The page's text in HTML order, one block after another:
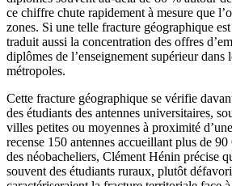
ce chiffre chute rapidement à mesure que
zones. Si une telle fracture géographique
traduit aussi la concentration des offres
diplômes de l’enseignement supérieur dans
métropoles.
Cette fracture géographique se vérifie
des étudiants des antennes universitaires,
villes petites ou moyennes à proximité
recense 150 antennes accueillant plus de
des néobacheliers, Clément Hénin précise
souvent des étudiants ruraux, plutôt